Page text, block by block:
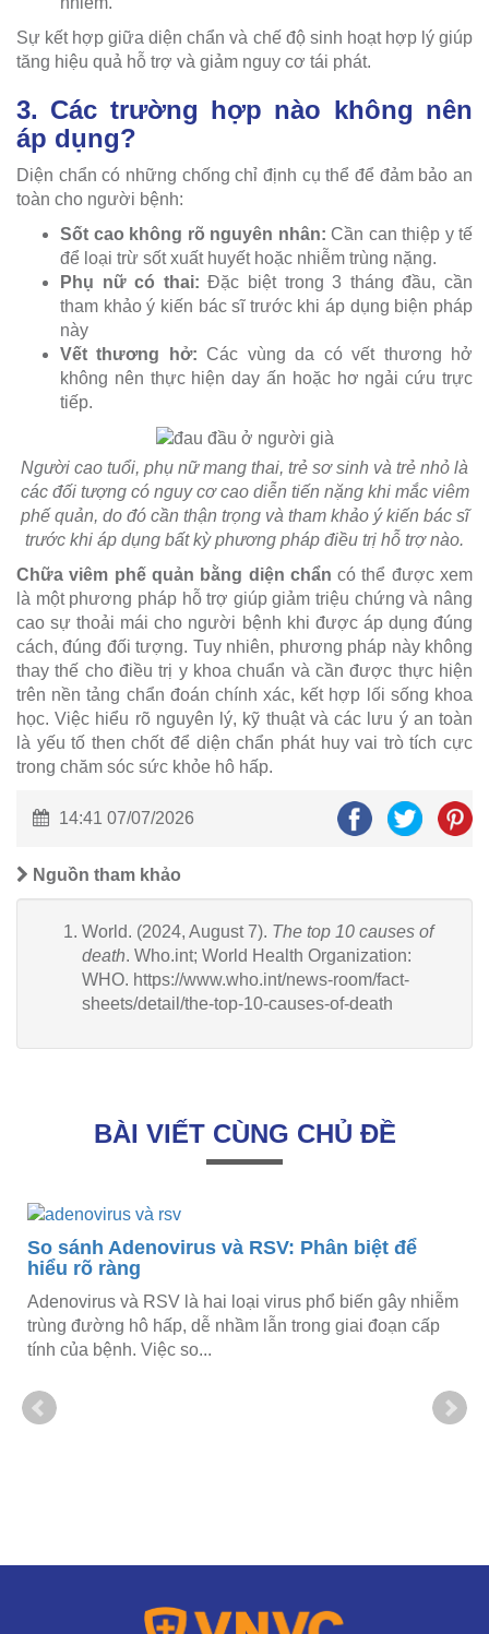
Sự kết hợp giữa diện chẩn và chế độ sinh hoạt hợp lý giúp
tăng hiệu quả hỗ trợ và giảm nguy cơ tái phát.
3. Các trường hợp nào không nên
áp dụng?
Diện chẩn có những chống chỉ định cụ thể để đảm bảo an
toàn cho người bệnh:
Sốt cao không rõ nguyên nhân: Cần can thiệp y tế
để loại trừ sốt xuất huyết hoặc nhiễm trùng nặng.
Phụ nữ có thai: Đặc biệt trong 3 tháng đầu, cần
tham khảo ý kiến bác sĩ trước khi áp dụng biện pháp
này
Vết thương hở: Các vùng da có vết thương hở
không nên thực hiện day ấn hoặc hơ ngải cứu trực
tiếp.
Người cao tuổi, phụ nữ mang thai, trẻ sơ sinh và trẻ nhỏ là
các đối tượng có nguy cơ cao diễn tiến nặng khi mắc viêm
phế quản, do đó cần thận trọng và tham khảo ý kiến bác sĩ
trước khi áp dụng bất kỳ phương pháp điều trị hỗ trợ nào.
Chữa viêm phế quản bằng diện chẩncó thể được xem
là một phương pháp hỗ trợ giúp giảm triệu chứng và nâng
cao sự thoải mái cho người bệnh khi được áp dụng đúng
cách, đúng đối tượng. Tuy nhiên, phương pháp này không
thay thế cho điều trị y khoa chuẩn và cần được thực hiện
trên nền tảng chẩn đoán chính xác, kết hợp lối sống khoa
học. Việc hiểu rõ nguyên lý, kỹ thuật và các lưu ý an toàn
là yếu tố then chốt để diện chẩn phát huy vai trò tích cực
trong chăm sóc sức khỏe hô hấp.
14:41 07/07/2026
Nguồn tham khảo
World. (2024, August 7). The top 10 causes of
death. Who.int; World Health Organization:
WHO. https://www.who.int/news-room/fact-
sheets/detail/the-top-10-causes-of-death
BÀI VIẾT CÙNG CHỦ ĐỀ
So sánh Adenovirus và RSV: Phân biệt để
hiểu rõ ràng
Adenovirus và RSV là hai loại virus phổ biến gây nhiễm
trùng đường hô hấp, dễ nhầm lẫn trong giai đoạn cấp
tính của bệnh. Việc so...